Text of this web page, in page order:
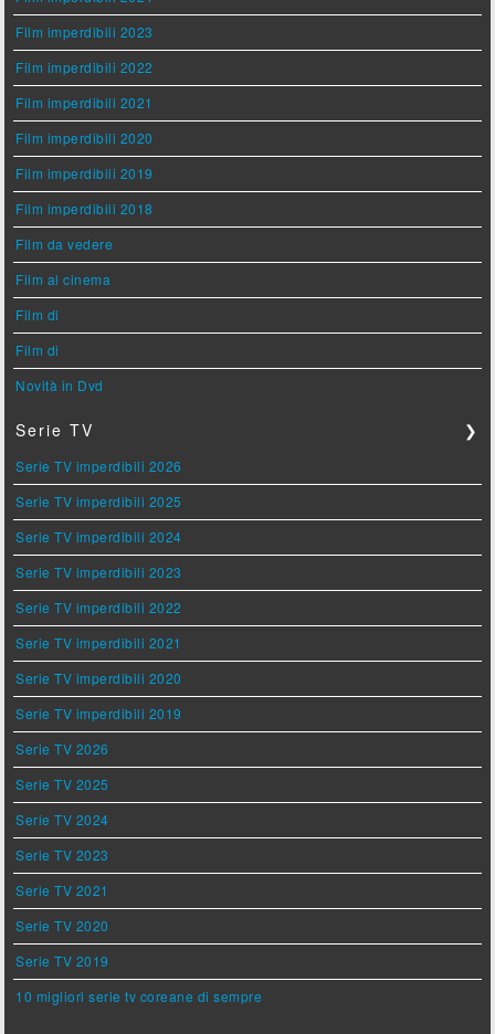
Film imperdibili 2023
Film imperdibili 2022
Film imperdibili 2021
Film imperdibili 2020
Film imperdibili 2019
Film imperdibili 2018
Film da vedere
Film al cinema
Film di
Film di
Novità in Dvd
Serie TV ❯
Serie TV imperdibili 2026
Serie TV imperdibili 2025
Serie TV imperdibili 2024
Serie TV imperdibili 2023
Serie TV imperdibili 2022
Serie TV imperdibili 2021
Serie TV imperdibili 2020
Serie TV imperdibili 2019
Serie TV 2026
Serie TV 2025
Serie TV 2024
Serie TV 2023
Serie TV 2021
Serie TV 2020
Serie TV 2019
10 migliori serie tv coreane di sempre